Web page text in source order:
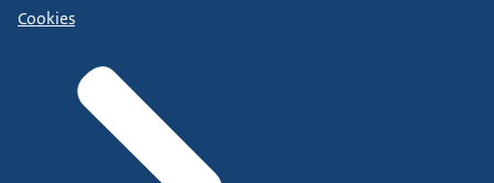
Cookies